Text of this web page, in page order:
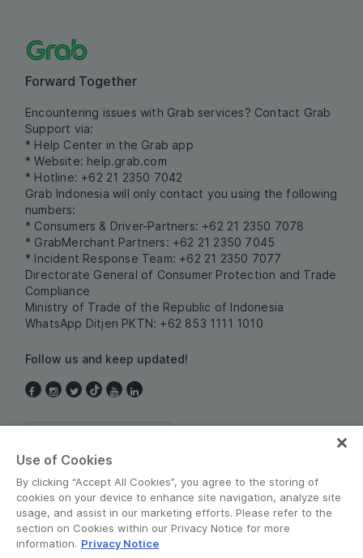
Forward Together
Encountering issues with Grab services? Contact Grab
Support via:
* Help Center in the Grab app
* Website: help.grab.com
* Hotline: +62 21 2350 7042
Grab Indonesia will only contact you using the following
numbers:
* Consumers & Driver-Partners: +62 21 2350 7078
* GrabMerchant Partners: +62 21 2350 7045
* Incident Response Team: +62 21 2350 7077
Directorate General of Consumer Protection and Trade
Compliance
Ministry of Trade of the Republic of Indonesia
WhatsApp Ditjen PKTN: +62 853 1111 1010
Follow us and keep updated!
Use of Cookies
By clicking “Accept All Cookies”, you agree to the storing of
cookies on your device to enhance site navigation, analyze site
usage, and assist in our marketing efforts. Please refer to the
section on Cookies within our Privacy Notice for more
information. Privacy Notice